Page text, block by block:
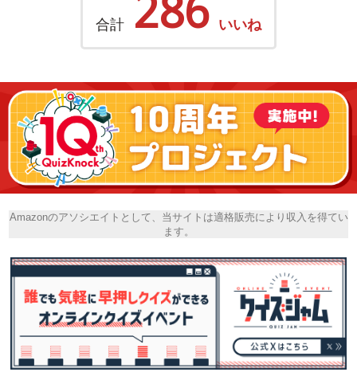
合計 いいね
Amazonのアソシエイトとして、当サイトは適格販売により収入を得てい
ます。